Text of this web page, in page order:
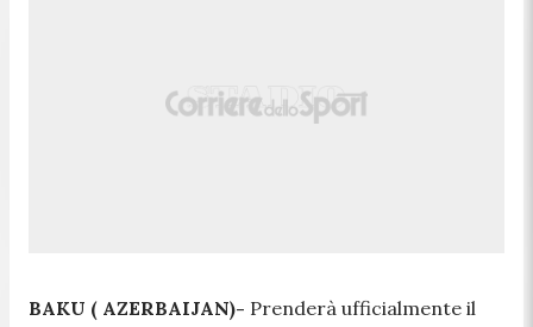
BAKU ( AZERBAIJAN)- Prenderà ufficialmente il